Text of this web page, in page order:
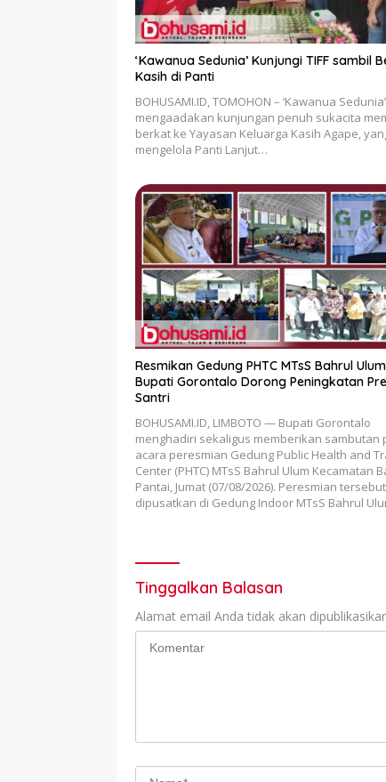
‘Kawanua Sedunia’ Kunjungi TIFF sambil
Kasih di Panti
BOHUSAMI.ID, TOMOHON – ‘Kawanua Sedunia’
mengaadakan kunjungan penuh sukacita
berkat ke Yayasan Keluarga Kasih Agape,
mengelola Panti Lanjut…
Resmikan Gedung PHTC MTsS Bahrul
Bupati Gorontalo Dorong Peningkatan
Santri
BOHUSAMI.ID, LIMBOTO — Bupati Gorontalo
menghadiri sekaligus memberikan sambutan
acara peresmian Gedung Public Health and
Center (PHTC) MTsS Bahrul Ulum Kecamatan
Pantai, Jumat (07/08/2026). Peresmian tersebut
dipusatkan di Gedung Indoor MTsS Bahrul
Tinggalkan Balasan
Alamat email Anda tidak akan